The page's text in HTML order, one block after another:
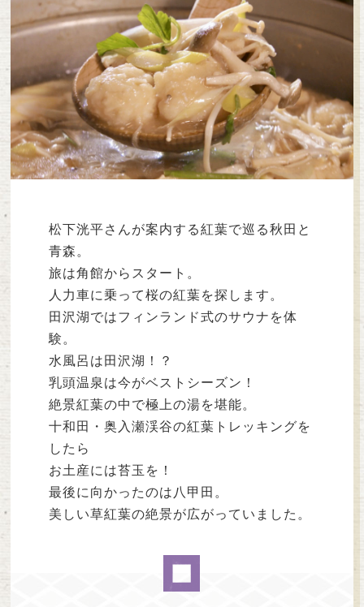
松下洸平さんが案内する紅葉で巡る秋田と
青森。
旅は角館からスタート。
人力車に乗って桜の紅葉を探します。
田沢湖ではフィンランド式のサウナを体
験。
水風呂は田沢湖！？
乳頭温泉は今がベストシーズン！
絶景紅葉の中で極上の湯を堪能。
十和田・奥入瀬渓谷の紅葉トレッキングを
したら
お土産には苔玉を！
最後に向かったのは八甲田。
美しい草紅葉の絶景が広がっていました。